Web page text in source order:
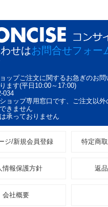
せはお問合せフォー
ップご注文に関するお急ぎのお
ます(平日10:00～17:00)
034
ョップ専用窓口です、ご注文以外
きません
承っておりません
ジ/新規会員登録 特定商
情報保護方針 返
会社概要